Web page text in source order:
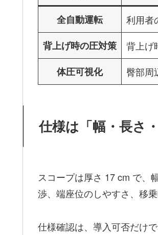
全自動運転 利用者
背上げ時の圧対策
背上げ
体圧可視化
臀部周
仕様は「幅・長さ
スコープは厚さ 17 cm で、
渉、端座位のしやすさ、移
仕様確認は、導入可否だけ